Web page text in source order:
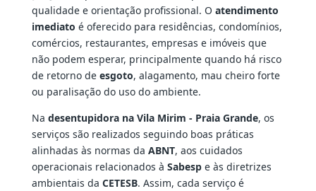
qualidade e orientação profissional. O atendimento
imediato é oferecido para residências, condomínios,
comércios, restaurantes, empresas e imóveis que
não podem esperar, principalmente quando há risco
de retorno de esgoto, alagamento, mau cheiro forte
ou paralisação do uso do ambiente.
Na desentupidora na Vila Mirim - Praia Grande, os
serviços são realizados seguindo boas práticas
alinhadas às normas da ABNT, aos cuidados
operacionais relacionados à Sabespe às diretrizes
ambientais da CETESB. Assim, cada serviço é